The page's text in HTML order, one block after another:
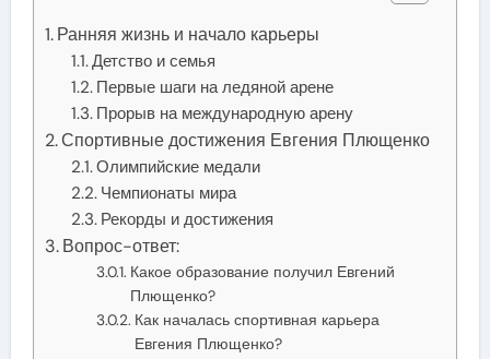
Ранняя жизнь и начало карьеры
Детство и семья
Первые шаги на ледяной арене
Прорыв на международную арену
Спортивные достижения Евгения Плющенко
Олимпийские медали
Чемпионаты мира
Рекорды и достижения
Вопрос-ответ:
Какое образование получил Евгений
Плющенко?
Как началась спортивная карьера
Евгения Плющенко?